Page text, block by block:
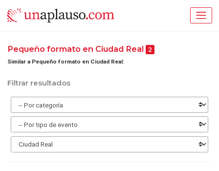
Pequeño formato en Ciudad Real 2
Similar a Pequeño formato en Ciudad Real:
Filtrar resultados